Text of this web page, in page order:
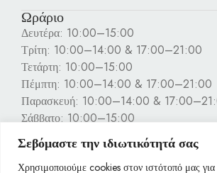
Σεβόμαστε την ιδιωτικότητά σας
Χρησιμοποιούμε cookies στον ιστότοπό μας
Ωράριο
Δευτέρα: 10:00–15:00
Τρίτη: 10:00–14:00 & 17:00–21:00
Τετάρτη: 10:00–15:00
Πέμπτη: 10:00–14:00 & 17:00–21:00
Παρασκευή: 10:00–14:00 &
Σάββατο: 10:00–15:00
Κυριακή: Κλειστά
Πληροφορίες